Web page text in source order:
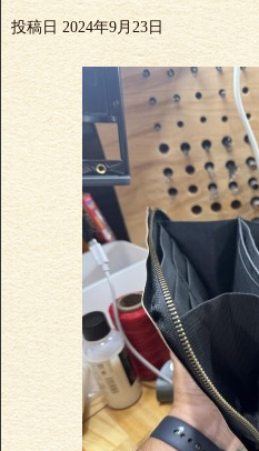
投稿日 2024年9月23日